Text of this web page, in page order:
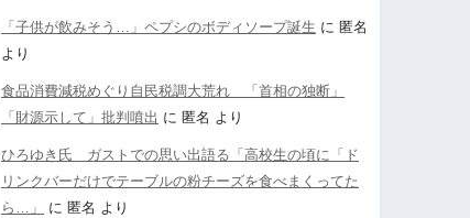
「子供が飲みそう…」ペプシのボディソープ誕生 に 匿名
より
食品消費減税めぐり自民税調大荒れ 「首相の独断」
「財源示して」批判噴出 に 匿名 より
ひろゆき氏 ガストでの思い出語る「高校生の頃に「ド
リンクバーだけでテーブルの粉チーズを食べまくってた
ら…」
に 匿名 より